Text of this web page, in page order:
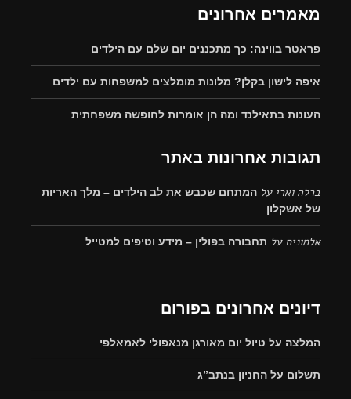
מאמרים אחרונים
פראטר בווינה: כך מתכננים יום שלם עם הילדים
איפה לישון בקלן? מלונות מומלצים למשפחות עם ילדים
העונות בתאילנד ומה הן אומרות לחופשה משפחתית
תגובות אחרונות באתר
ברלה וארי על המתחם שכבש את לב הילדים – מלך האריות
של אשקלון
אלמוניתעל תחבורה בפולין – מידע וטיפים למטייל
דיונים אחרונים בפורום
המלצה על טיול יום מאורגן מנאפולי לאמאלפי
תשלום על החניון בנתב”ג